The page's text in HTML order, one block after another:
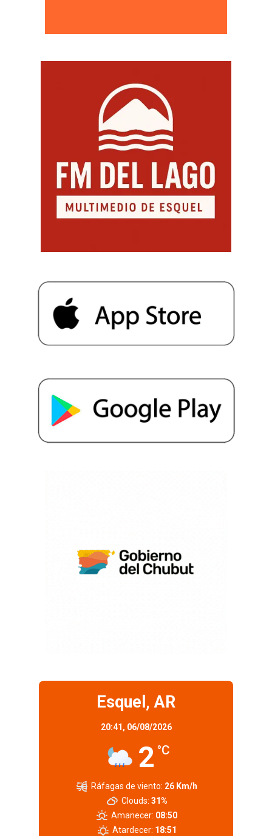
Esquel, AR
20:41, 06/08/2026
2 °C
Ráfagas de viento: 26 Km/h
Clouds: 31%
Amanecer: 08:50
Atardecer: 18:51